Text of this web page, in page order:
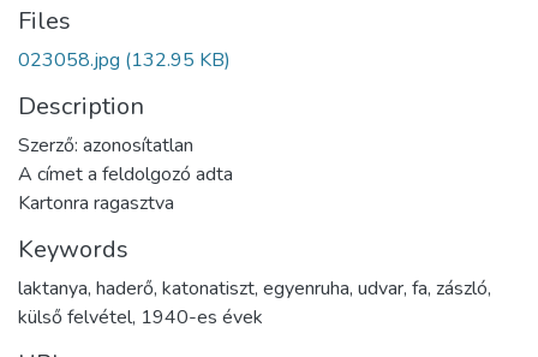
Files
023058.jpg (132.95 KB)
Description
Szerző: azonosítatlan
A címet a feldolgozó adta
Kartonra ragasztva
Keywords
laktanya, haderő, katonatiszt, egyenruha, udvar, fa, zászló,
külső felvétel, 1940-es évek